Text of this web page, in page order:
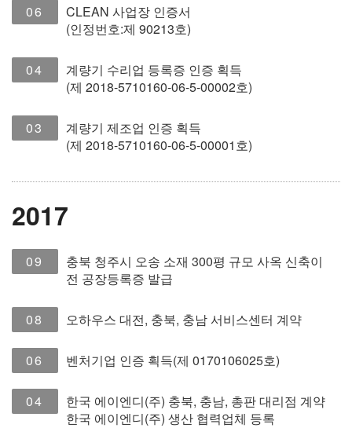
06
CLEAN 사업장 인증서
(인정번호:제 90213호)
04
계량기 수리업 등록증 인증 획득
(제 2018-5710160-06-5-00002호)
03
계량기 제조업 인증 획득
(제 2018-5710160-06-5-00001호)
2017
09
충북 청주시 오송 소재 300평 규모 사옥 신축이
전 공장등록증 발급
08 오하우스 대전, 충북, 충남 서비스센터 계약
06 벤처기업 인증 획득(제 0170106025호)
04
한국 에이엔디(주) 충북, 충남, 총판 대리점 계약
한국 에이엔디(주) 생산 협력업체 등록